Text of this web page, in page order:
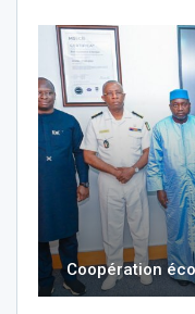
Coopération